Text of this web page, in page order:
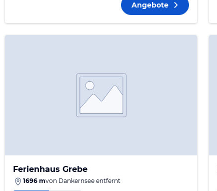
Angebote
Ferienhaus Grebe
1696 mvon Dankernsee entfernt